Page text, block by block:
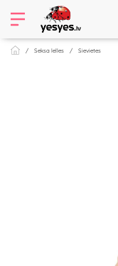
Seksa lelles Sievietes